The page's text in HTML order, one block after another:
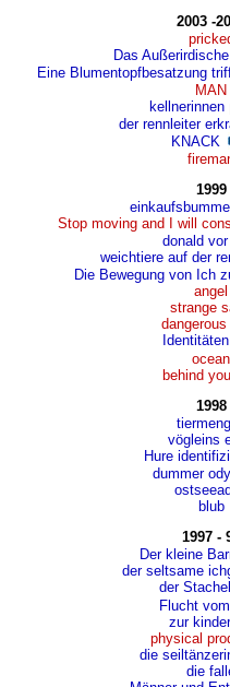
2003 -
Das
Eine Blumentopfbesatzung
MAN
kellnerinnen
der rennleiter
KNACK
1999
Stop moving and I will
donald
weichtiere auf der
Die Bewegung von Ich
angel
strange
Identitäten
ocean
behind
1998
vögleins
Hure
dummer
blub
1997 -
Der kleine
der seltsame
der Stachel
Flucht
zur
physical
die
die